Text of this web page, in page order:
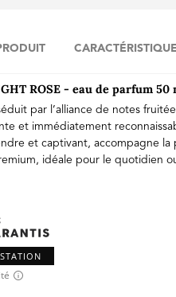
ROSE - eau de parfum
par l’alliance de notes
et immédiatement
et captivant, accompagne la
idéale pour le quotidien